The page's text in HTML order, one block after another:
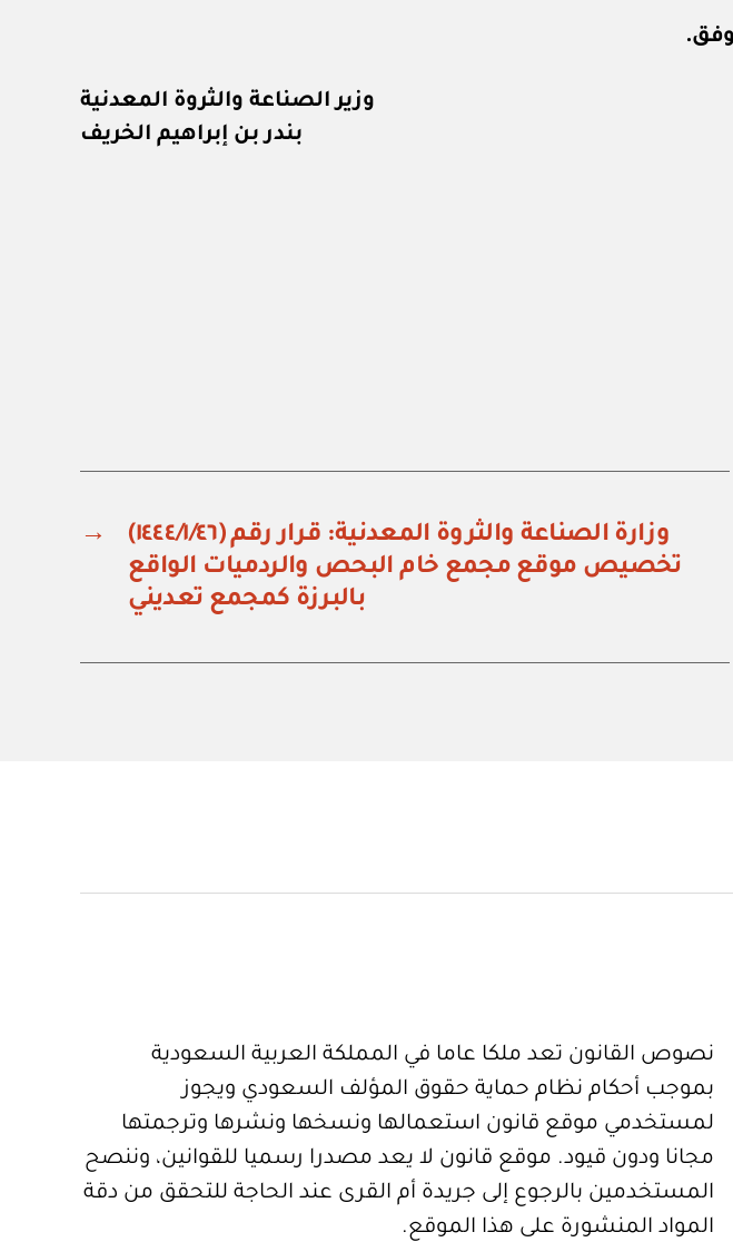
وزير الصناعة والثروة المعدنية
بندر بن إبراهيم الخريف
→
وزارة الصناعة والثروة المعدنية: قرار رقم (١٤٤٤/١/٤٦)
تخصيص موقع مجمع خام البحص والردميات الواقع
بالبرزة كمجمع تعديني
نصوص القانون تعد ملكا عاما في المملكة العربية السعودية
بموجب أحكام نظام حماية حقوق المؤلف السعودي ويجوز
لمستخدمي موقع قانون استعمالها ونسخها ونشرها وترجمتها
مجانا ودون قيود. موقع قانون لا يعد مصدرا رسميا للقوانين، وننصح
المستخدمين بالرجوع إلى جريدة أم القرى عند الحاجة للتحقق من دقة
المواد المنشورة على هذا الموقع.